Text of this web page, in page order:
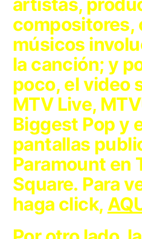
artistas,
compositores,
músicos
la canción;y
poco, el video
MTV Live,
Biggest Pop y
pantallas
Paramount en
Square. Para
haga click,